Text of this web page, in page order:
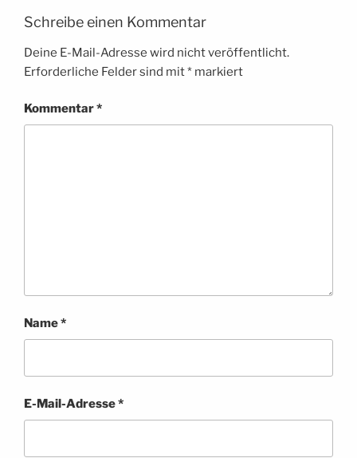
Schreibe einen Kommentar
Deine E-Mail-Adresse wird nicht veröffentlicht.
Erforderliche Felder sind mit* markiert
Kommentar*
Name*
E-Mail-Adresse*